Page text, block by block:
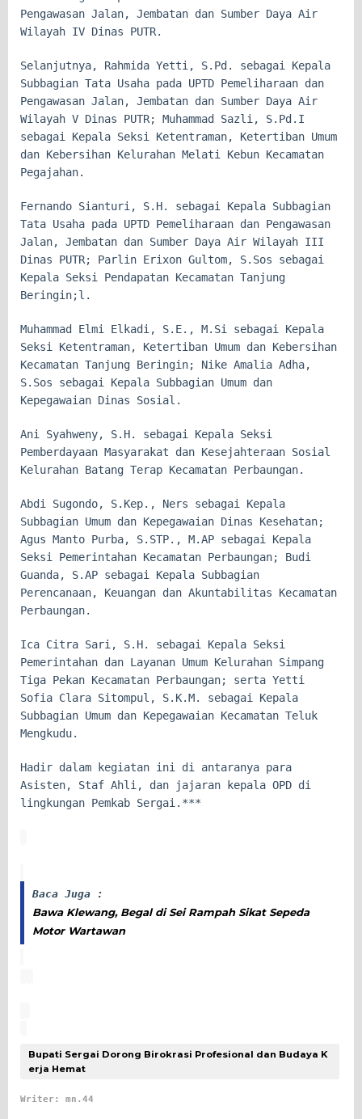
Pengawasan Jalan, Jembatan dan Sumber Daya Air
Wilayah IV Dinas PUTR.
Selanjutnya, Rahmida Yetti, S.Pd. sebagai Kepala
Subbagian Tata Usaha pada UPTD Pemeliharaan dan
Pengawasan Jalan, Jembatan dan Sumber Daya Air
Wilayah V Dinas PUTR; Muhammad Sazli, S.Pd.I
sebagai Kepala Seksi Ketentraman, Ketertiban Umum
dan Kebersihan Kelurahan Melati Kebun Kecamatan
Pegajahan.
Fernando Sianturi, S.H. sebagai Kepala Subbagian
Tata Usaha pada UPTD Pemeliharaan dan Pengawasan
Jalan, Jembatan dan Sumber Daya Air Wilayah III
Dinas PUTR; Parlin Erixon Gultom, S.Sos sebagai
Kepala Seksi Pendapatan Kecamatan Tanjung
Beringin;l.
Muhammad Elmi Elkadi, S.E., M.Si sebagai Kepala
Seksi Ketentraman, Ketertiban Umum dan Kebersihan
Kecamatan Tanjung Beringin; Nike Amalia Adha,
S.Sos sebagai Kepala Subbagian Umum dan
Kepegawaian Dinas Sosial.
Ani Syahweny, S.H. sebagai Kepala Seksi
Pemberdayaan Masyarakat dan Kesejahteraan Sosial
Kelurahan Batang Terap Kecamatan Perbaungan.
Abdi Sugondo, S.Kep., Ners sebagai Kepala
Subbagian Umum dan Kepegawaian Dinas Kesehatan;
Agus Manto Purba, S.STP., M.AP sebagai Kepala
Seksi Pemerintahan Kecamatan Perbaungan; Budi
Guanda, S.AP sebagai Kepala Subbagian
Perencanaan, Keuangan dan Akuntabilitas Kecamatan
Perbaungan.
Ica Citra Sari, S.H. sebagai Kepala Seksi
Pemerintahan dan Layanan Umum Kelurahan Simpang
Tiga Pekan Kecamatan Perbaungan; serta Yetti
Sofia Clara Sitompul, S.K.M. sebagai Kepala
Subbagian Umum dan Kepegawaian Kecamatan Teluk
Mengkudu.
Hadir dalam kegiatan ini di antaranya para
Asisten, Staf Ahli, dan jajaran kepala OPD di
lingkungan Pemkab Sergai.***
Baca Juga :
Bawa Klewang, Begal di Sei Rampah Sikat Sepeda
Motor Wartawan
Bupati Sergai Dorong Birokrasi Profesional dan Budaya K
erja Hemat
Writer: mn.44